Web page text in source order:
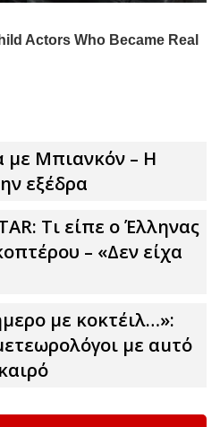
με Μπιανκόν – Η
εξέδρα
Τι είπε ο Έλληνας
– «Δεν είχα
με κοκτέιλ…»:
με αuτό